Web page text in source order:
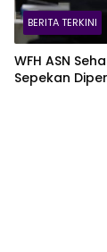
BERITA TERKINI
WFH ASN
Sepekan